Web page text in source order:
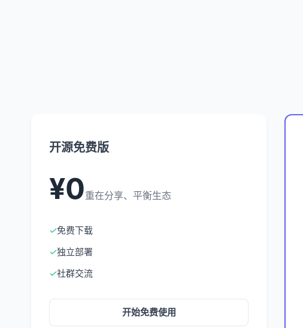
开源免费版
¥0重在分享、平衡生态
✓免费下载
✓独立部署
✓社群交流
开始免费使用